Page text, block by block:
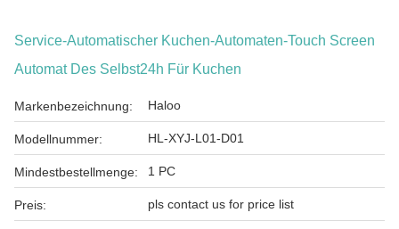
Service-Automatischer Kuchen-Automaten-Touch Screen
Automat Des Selbst24h Für Kuchen
Markenbezeichnung: Haloo
Modellnummer: HL-XYJ-L01-D01
Mindestbestellmenge: 1 PC
Preis: pls contact us for price list